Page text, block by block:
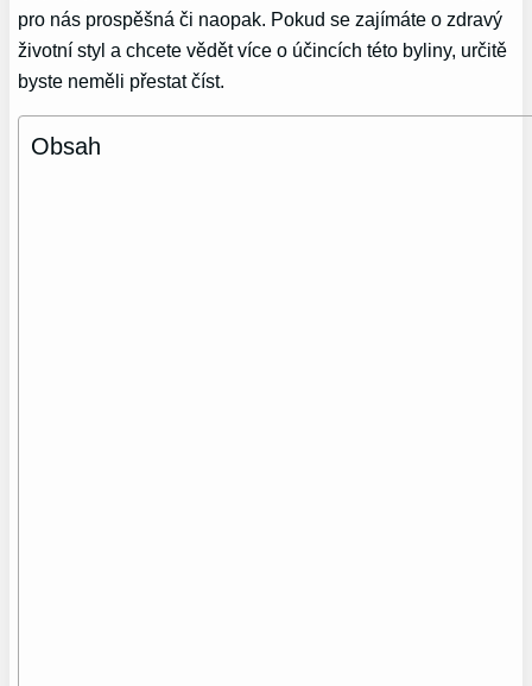
pro nás prospěšná či naopak. Pokud se zajímáte o zdravý
životní styl a chcete vědět více o účincích této byliny, určitě
byste neměli přestat číst.
Obsah